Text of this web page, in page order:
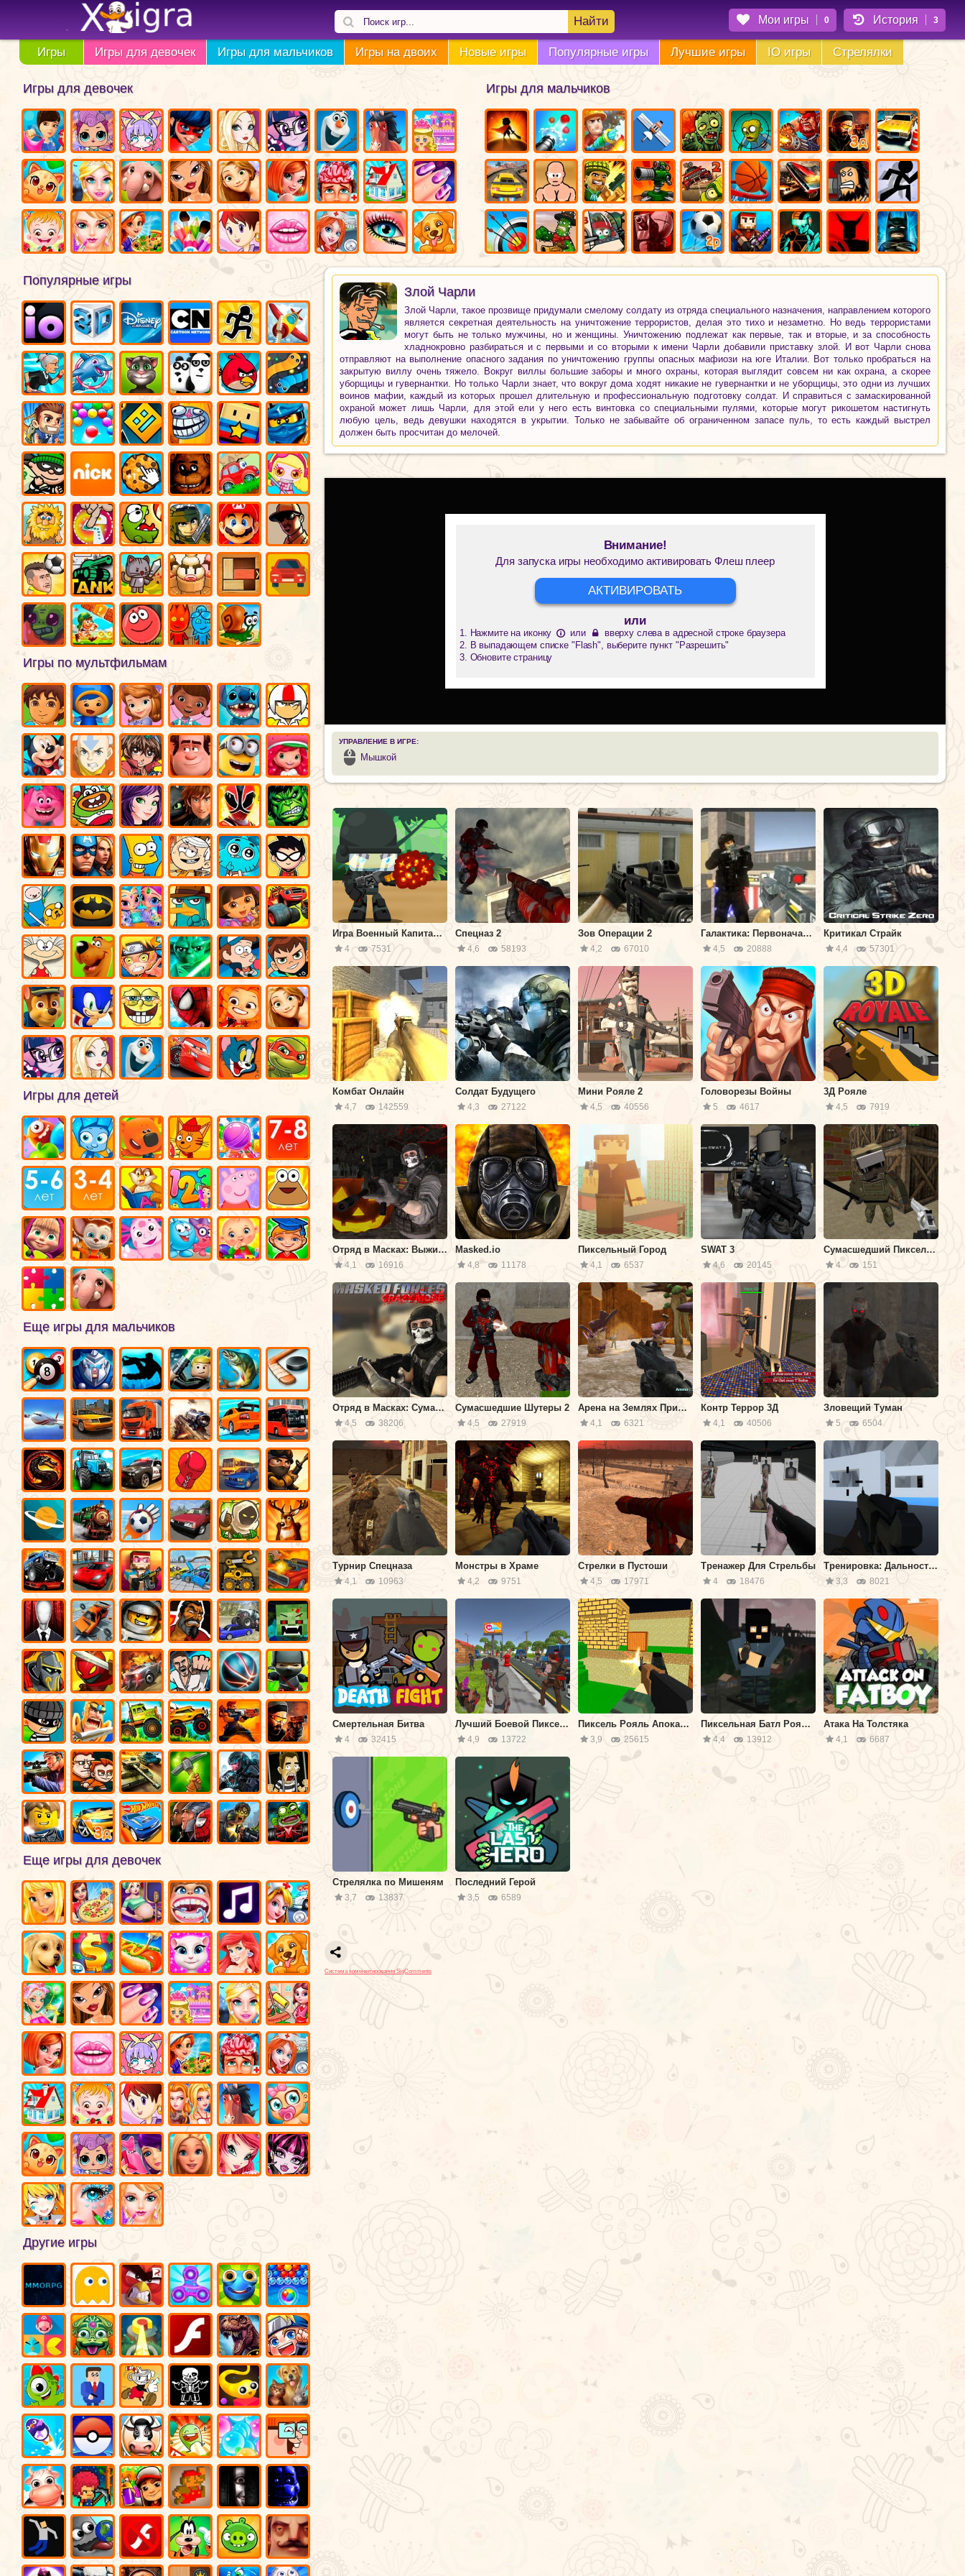
Найти Мои игры 0 История 3
Игры Игры для девочек Игры для мальчиков Игры на двоих Новые игры Популярные игры Лучшие игры IO игры Стрелялки
Игры для мальчиков
Игры для девочек
Популярные игры
Игры по мультфильмам
Игры для детей
Еще игры для мальчиков
Еще игры для девочек
Другие игры
Злой Чарли
Злой Чарли, такое прозвище придумали смелому солдату из отряда специального назначения, направлением которого
является секретная деятельность на уничтожение террористов, делая это тихо и незаметно. Но ведь террористами
могут быть не только мужчины, но и женщины. Уничтожению подлежат как первые, так и вторые, и за способность
хладнокровно разбираться и с первыми и со вторыми к имени Чарли добавили приставку злой. И вот Чарли снова
отправляют на выполнение опасного задания по уничтожению группы опасных мафиози на юге Италии. Вот только пробраться на
закрытую виллу очень тяжело. Вокруг виллы большие заборы и много охраны, которая выглядит совсем ни как охрана, а скорее
уборщицы и гувернантки. Но только Чарли знает, что вокруг дома ходят никакие не гувернантки и не уборщицы, это одни из лучших
воинов мафии, каждый из которых прошел длительную и профессиональную подготовку солдат. И справиться с замаскированной
охраной может лишь Чарли, для этой ели у него есть винтовка со специальными пулями, которые могут рикошетом настигнуть
любую цель, ведь девушки находятся в укрытии. Только не забывайте об ограниченном запасе пуль, то есть каждый выстрел
должен быть просчитан до мелочей.
Внимание!
Для запуска игры необходимо активировать Флеш плеер
АКТИВИРОВАТЬ
или
Нажмите на иконку или
вверху слева в адресной строке браузера
В выпадающем списке "Flash", выберите пункт "Разрешить"
Обновите страницу
УПРАВЛЕНИЕ В ИГРЕ:
Мышкой
Игра Военный Капитан: Зомби Монстры
4 7531
Спецназ 2
4,6 58193
Зов Операции 2
4,2 67010
Галактика: Первоначальный
4,5 20888
Критикал Страйк
4,4 57301
Комбат Онлайн
4,7 142559
Солдат Будущего
4,3 27122
Мини Рояле 2
4,5 40556
Головорезы Войны
5 4617
3Д Рояле
4,5 7919
Отряд в Масках: Выживание на Хэллоуин
4,1 16916
Masked.io
4,8 11178
Пиксельный Город
4,1 6537
SWAT 3
4,6 20145
Сумасшедший Пиксельный Апокалипсис 3
4 151
Отряд в Масках: Сумасшедший Режим
4,5 38206
Сумасшедшие Шутеры 2
4,5 27919
Арена на Землях Пришельцев
4,1 6321
Контр Террор 3Д
4,1 40506
Зловещий Туман
5 6504
Турнир Спецназа
4,1 10963
Монстры в Храме
4,2 9751
Стрелки в Пустоши
4,5 17971
Тренажер Для Стрельбы
4 18476
Тренировка: Дальность Стрельбы
3,3 8021
Смертельная Битва
4 32415
Лучший Боевой Пиксель Рояль Мультиплеер
4,9 13722
Пиксель Рояль Апокалипсис
3,9 25615
Пиксельная Батл Рояль 3Д
4,4 13912
Атака На Толстяка
4,1 6687
Стрелялка по Мишеням
3,7 13837
Последний Герой
3,5 6589
Система комментирования SigComments